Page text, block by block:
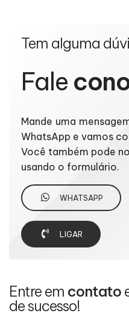
Tem alguma
Fale
Mande uma
WhatsApp e vamos
Você também pode
usando o formulário.
WHATSAPP
LIGAR
Entre em contato
de sucesso!